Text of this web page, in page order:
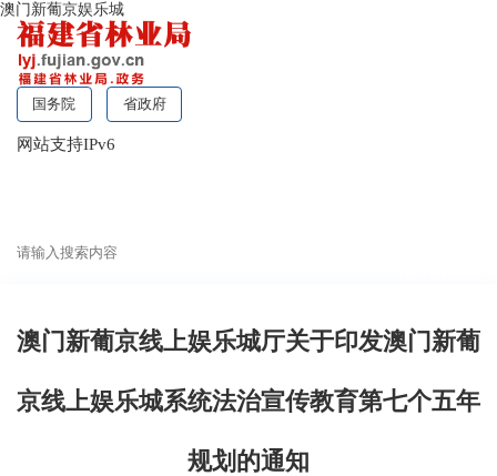
澳门新葡京娱乐城
国务院 省政府
网站支持IPv6
澳门新葡京线上娱乐城厅关于印发澳门新葡
京线上娱乐城系统法治宣传教育第七个五年
规划的通知